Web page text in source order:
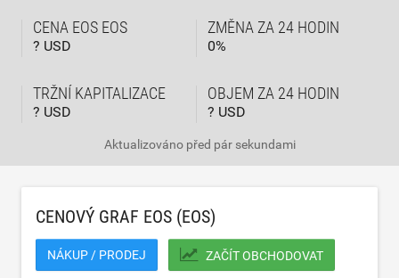
CENA EOS EOS
? USD
ZMĚNA ZA 24 HODIN
0%
TRŽNÍ KAPITALIZACE
? USD
OBJEM ZA 24 HODIN
? USD
Aktualizováno před pár sekundami
CENOVÝ GRAF EOS (EOS)
NÁKUP / PRODEJ ZAČÍT OBCHODOVAT